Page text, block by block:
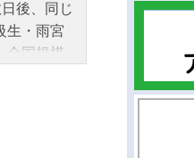
後、同じ
生・雨宮
全国規模